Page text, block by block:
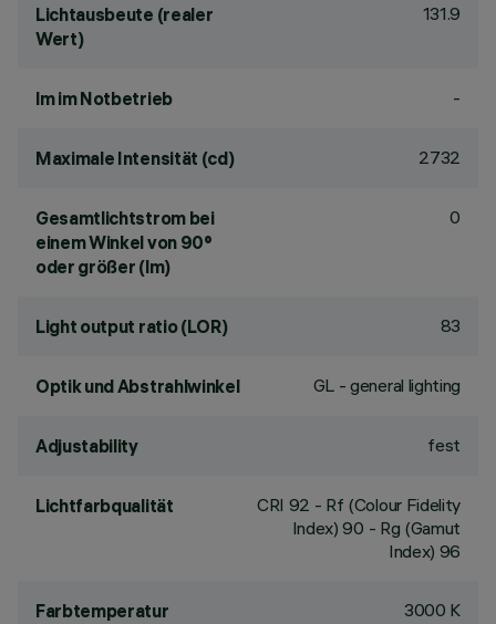
Lichtausbeute (realer
Wert)
131.9
lm im Notbetrieb -
Maximale Intensität (cd) 2732
Gesamtlichtstrom bei
einem Winkel von 90°
oder größer (lm)
0
Light output ratio (LOR) 83
Optik und Abstrahlwinkel GL - general lighting
Adjustability fest
Lichtfarbqualität CRI 92 - Rf (Colour Fidelity
Index) 90 - Rg (Gamut
Index) 96
Farbtemperatur 3000 K